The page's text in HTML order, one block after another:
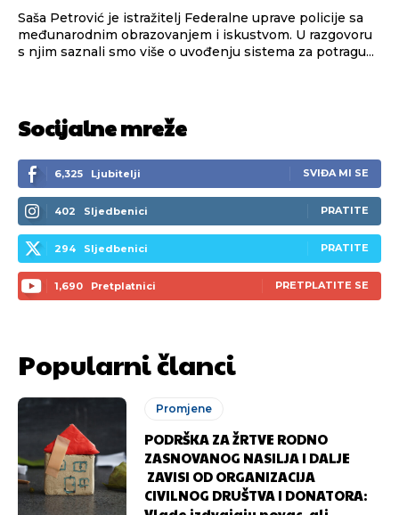
Saša Petrović je istražitelj Federalne uprave policije sa
međunarodnim obrazovanjem i iskustvom. U razgovoru
s njim saznali smo više o uvođenju sistema za potragu...
Socijalne mreže
6,325 Ljubitelji SVIĐA MI SE
402 Sljedbenici PRATITE
294 Sljedbenici PRATITE
1,690 Pretplatnici PRETPLATITE SE
Popularni članci
Promjene
PODRŠKA ZA ŽRTVE RODNO
ZASNOVANOG NASILJA I DALJE
ZAVISI OD ORGANIZACIJA
CIVILNOG DRUŠTVA I DONATORA: